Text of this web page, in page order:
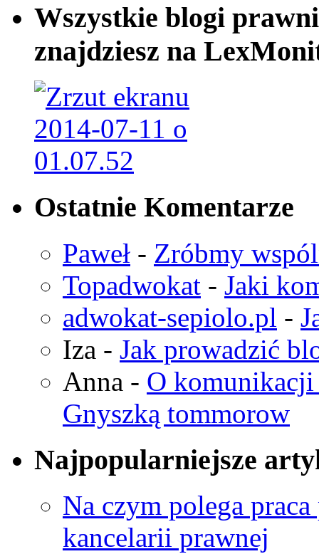
Wszystkie blogi
znajdziesz na
Ostatnie Komentarze
Paweł - Zróbmy
Topadwokat - Jaki
adwokat-sepiolo.pl -
Iza - Jak prowadzić
Anna - O komunikacji
Gnyszką tommorow
Najpopularniejsze
Na czym polega
kancelarii prawnej